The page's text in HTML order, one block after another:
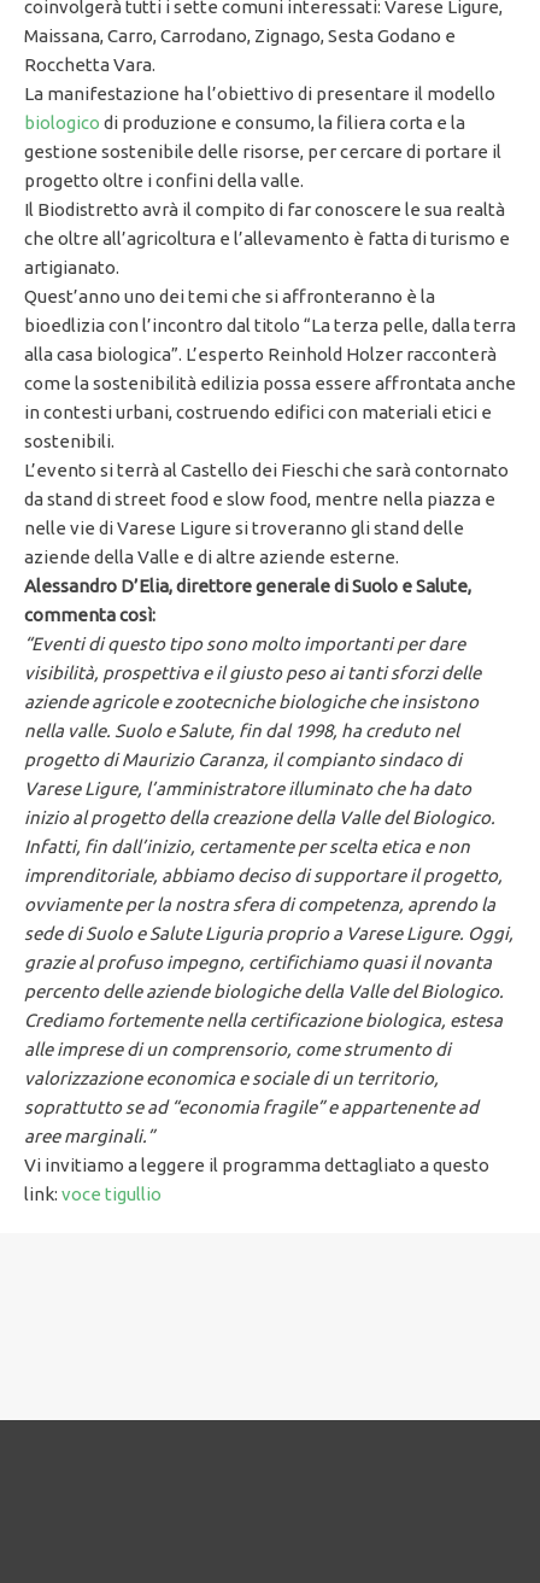
coinvolgerà tutti i sette comuni interessati: Varese Ligure,
Maissana, Carro, Carrodano, Zignago, Sesta Godano e
Rocchetta Vara.
La manifestazione ha l’obiettivo di presentare il modello
biologico di produzione e consumo, la filiera corta e la
gestione sostenibile delle risorse, per cercare di portare il
progetto oltre i confini della valle.
Il Biodistretto avrà il compito di far conoscere le sua realtà
che oltre all’agricoltura e l’allevamento è fatta di turismo e
artigianato.
Quest’anno uno dei temi che si affronteranno è la
bioedlizia con l’incontro dal titolo “La terza pelle, dalla terra
alla casa biologica”. L’esperto Reinhold Holzer racconterà
come la sostenibilità edilizia possa essere affrontata anche
in contesti urbani, costruendo edifici con materiali etici e
sostenibili.
L’evento si terrà al Castello dei Fieschi che sarà contornato
da stand di street food e slow food, mentre nella piazza e
nelle vie di Varese Ligure si troveranno gli stand delle
aziende della Valle e di altre aziende esterne.
Alessandro D’Elia, direttore generale di Suolo e Salute,
commenta così:
“Eventi di questo tipo sono molto importanti per dare
visibilità, prospettiva e il giusto peso ai tanti sforzi delle
aziende agricole e zootecniche biologiche che insistono
nella valle. Suolo e Salute, fin dal 1998, ha creduto nel
progetto di Maurizio Caranza, il compianto sindaco di
Varese Ligure, l’amministratore illuminato che ha dato
inizio al progetto della creazione della Valle del Biologico.
Infatti, fin dall’inizio, certamente per scelta etica e non
imprenditoriale, abbiamo deciso di supportare il progetto,
ovviamente per la nostra sfera di competenza, aprendo la
sede di Suolo e Salute Liguria proprio a Varese Ligure. Oggi,
grazie al profuso impegno, certifichiamo quasi il novanta
percento delle aziende biologiche della Valle del Biologico.
Crediamo fortemente nella certificazione biologica, estesa
alle imprese di un comprensorio, come strumento di
valorizzazione economica e sociale di un territorio,
soprattutto se ad “economia fragile” e appartenente ad
aree marginali.”
Vi invitiamo a leggere il programma dettagliato a questo
link: voce tigullio